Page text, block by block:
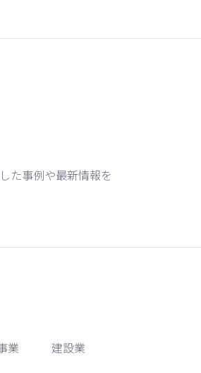
た事例や最新情報を
業
建設業